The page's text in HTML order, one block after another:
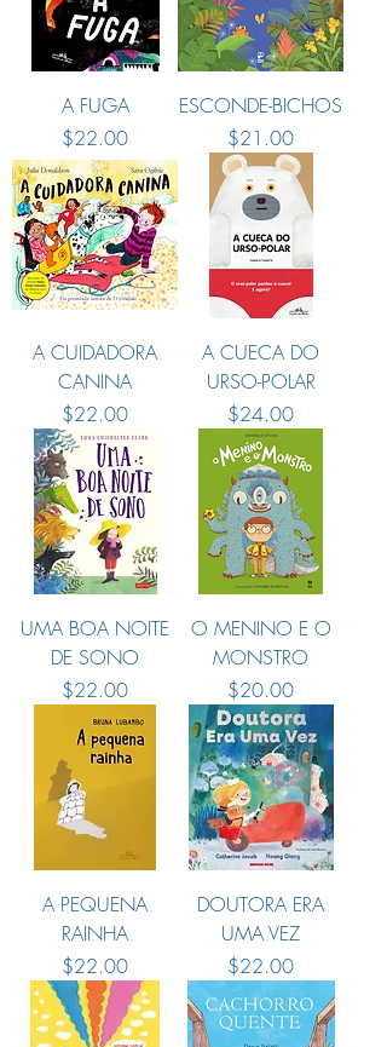
A FUGA
Preço
$22.00
ESCONDE-BICHOS
Preço
$21.00
A CUIDADORA
CANINA
Preço
$22.00
A CUECA DO
URSO-POLAR
Preço
$24.00
UMA BOA NOITE
DE SONO
Preço
$22.00
O MENINO E O
MONSTRO
Preço
$20.00
A PEQUENA
RAINHA
Preço
$22.00
DOUTORA ERA
UMA VEZ
Preço
$22.00